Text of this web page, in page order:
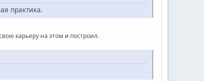
практика.
карьеру на этом и построил.